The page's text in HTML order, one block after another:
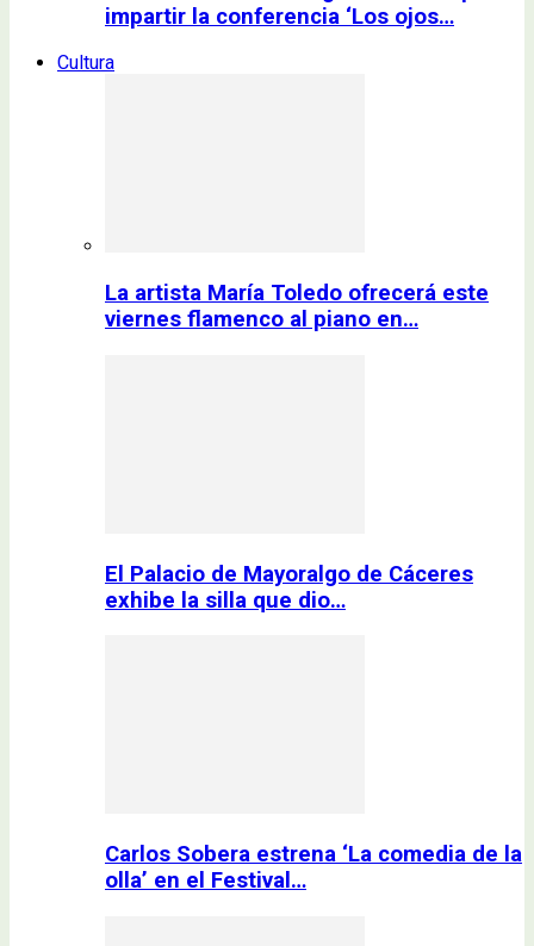
impartir la conferencia ‘Los ojos…
Cultura
La artista María Toledo ofrecerá este
viernes flamenco al piano en…
El Palacio de Mayoralgo de Cáceres
exhibe la silla que dio…
Carlos Sobera estrena ‘La comedia de la
olla’ en el Festival…